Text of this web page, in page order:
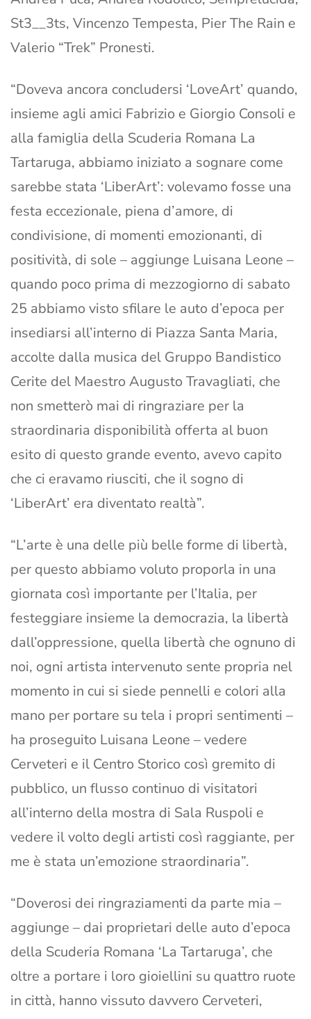
St3__3ts, Vincenzo Tempesta, Pier The Rain e
Valerio “Trek” Pronesti.
“Doveva ancora concludersi ‘LoveArt’ quando,
insieme agli amici Fabrizio e Giorgio Consoli e
alla famiglia della Scuderia Romana La
Tartaruga, abbiamo iniziato a sognare come
sarebbe stata ‘LiberArt’: volevamo fosse una
festa eccezionale, piena d’amore, di
condivisione, di momenti emozionanti, di
positività, di sole – aggiunge Luisana Leone –
quando poco prima di mezzogiorno di sabato
25 abbiamo visto sfilare le auto d’epoca per
insediarsi all’interno di Piazza Santa Maria,
accolte dalla musica del Gruppo Bandistico
Cerite del Maestro Augusto Travagliati, che
non smetterò mai di ringraziare per la
straordinaria disponibilità offerta al buon
esito di questo grande evento, avevo capito
che ci eravamo riusciti, che il sogno di
‘LiberArt’ era diventato realtà”.
“L’arte è una delle più belle forme di libertà,
per questo abbiamo voluto proporla in una
giornata così importante per l’Italia, per
festeggiare insieme la democrazia, la libertà
dall’oppressione, quella libertà che ognuno di
noi, ogni artista intervenuto sente propria nel
momento in cui si siede pennelli e colori alla
mano per portare su tela i propri sentimenti –
ha proseguito Luisana Leone – vedere
Cerveteri e il Centro Storico così gremito di
pubblico, un flusso continuo di visitatori
all’interno della mostra di Sala Ruspoli e
vedere il volto degli artisti così raggiante, per
me è stata un’emozione straordinaria”.
“Doverosi dei ringraziamenti da parte mia –
aggiunge – dai proprietari delle auto d’epoca
della Scuderia Romana ‘La Tartaruga’, che
oltre a portare i loro gioiellini su quattro ruote
in città, hanno vissuto davvero Cerveteri,